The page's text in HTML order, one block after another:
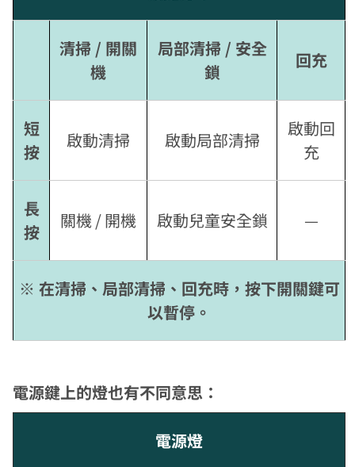
清掃 / 開關
機
局部清掃 / 安全
鎖
回充
短
按
啟動清掃 啟動局部清掃
啟動回
充
長
按
關機 / 開機 啟動兒童安全鎖 —
※ 在清掃、局部清掃、回充時，按下開關鍵可
以暫停。
電源鍵上的燈也有不同意思：
電源燈